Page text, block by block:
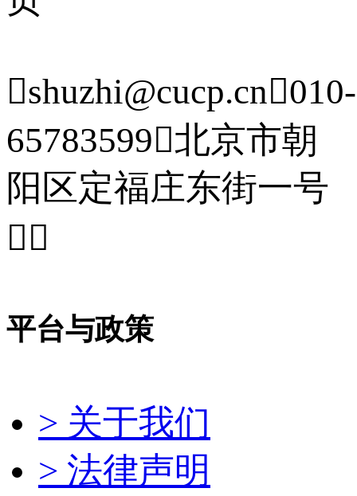
shuzhi@cucp.cn010-
65783599北京市朝
阳区定福庄东街一号

平台与政策
> 关于我们
> 法律声明